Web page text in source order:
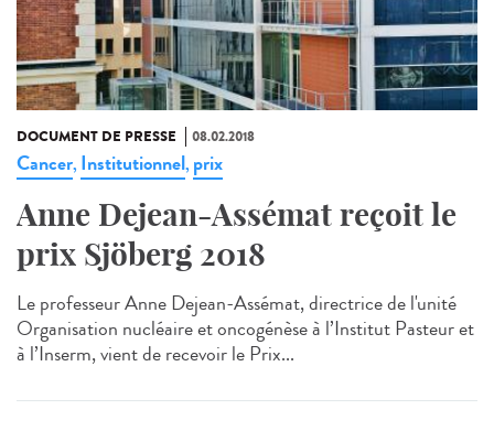
DOCUMENT DE PRESSE 08.02.2018
Cancer, Institutionnel, prix
Anne Dejean-Assémat reçoit le
prix Sjöberg 2018
Le professeur Anne Dejean-Assémat, directrice de l'unité
Organisation nucléaire et oncogénèse à l’Institut Pasteur et
à l’Inserm, vient de recevoir le Prix...